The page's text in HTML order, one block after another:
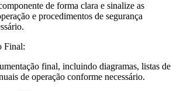
de forma clara e sinalize as
e procedimentos de segurança
Final:
final, incluindo diagramas, listas de
de operação conforme necessário.